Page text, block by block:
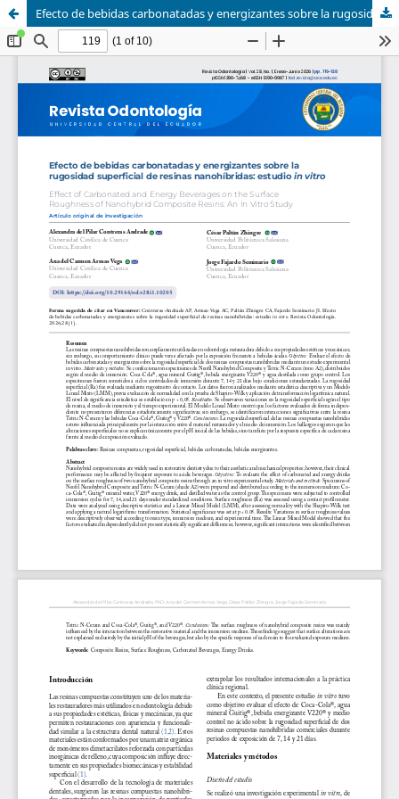
Efecto de bebidas carbonatadas y energizantes sobre la rugosidad superficial de resinas nanohíbridas